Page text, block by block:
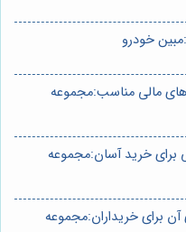
خودرو
مالی مناسب:مجموعه
خرید آسان:مجموعه
برای خریداران:مجموعه